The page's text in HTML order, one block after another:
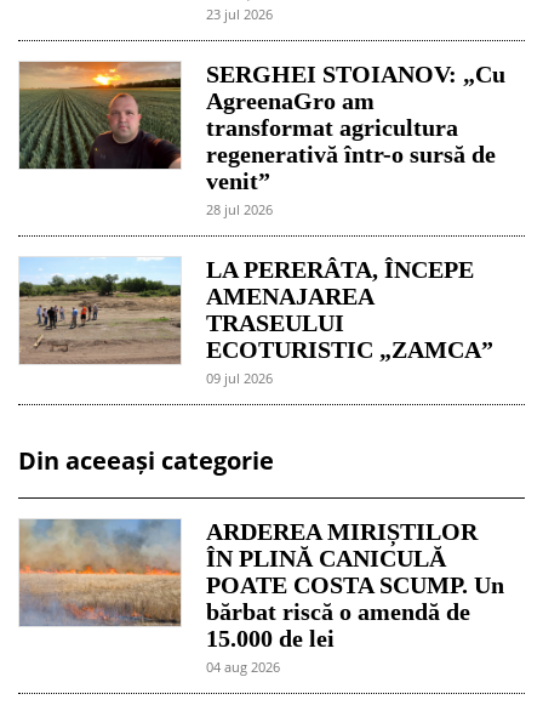
23 jul 2026
SERGHEI STOIANOV: „Cu
AgreenaGro am
transformat agricultura
regenerativă într-o sursă de
venit”
28 jul 2026
LA PERERÂTA, ÎNCEPE
AMENAJAREA
TRASEULUI
ECOTURISTIC „ZAMCA”
09 jul 2026
Din aceeași categorie
ARDEREA MIRIȘTILOR
ÎN PLINĂ CANICULĂ
POATE COSTA SCUMP. Un
bărbat riscă o amendă de
15.000 de lei
04 aug 2026